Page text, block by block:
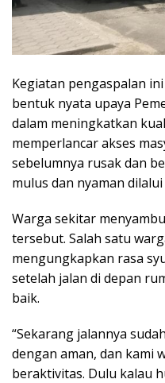
Kegiatan pengaspalan
bentuk nyata upaya
dalam meningkatkan
memperlancar akses
sebelumnya rusak dan
mulus dan nyaman
Warga sekitar
tersebut. Salah satu
mengungkapkan rasa
setelah jalan di depan
baik.
“Sekarang jalannya
dengan aman, dan kami
beraktivitas. Dulu kalau